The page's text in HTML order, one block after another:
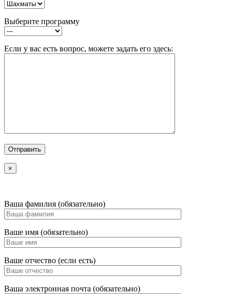
Выберите программу
Если у вас есть вопрос, можете задать его здесь:
×
Ваша фамилия (обязательно)
Ваше имя (обязательно)
Ваше отчество (если есть)
Ваша электронная почта (обязательно)